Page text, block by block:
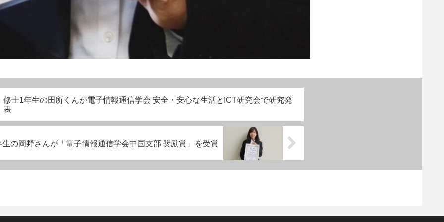
修士1年生の田所くんが電子情報通信学会 安全・安心な生活とICT研究会で研究発
表
生の岡野さんが「電子情報通信学会中国支部 奨励賞」を受賞